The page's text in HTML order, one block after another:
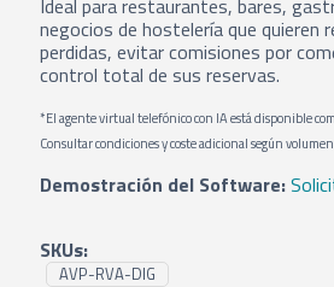
Ideal para restaurantes, bares,
negocios de hostelería que quieren
perdidas, evitar comisiones por
control total de sus reservas.
*El agente virtual telefónico con IA está disponible
Consultar condiciones y coste adicional según
Demostración del Software:
SKUs:
AVP-RVA-DIG